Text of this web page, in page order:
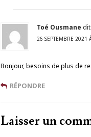
Toé Ousmane dit
26 SEPTEMBRE 2021
Bonjour, besoins de plus de
RÉPONDRE
Laisser un